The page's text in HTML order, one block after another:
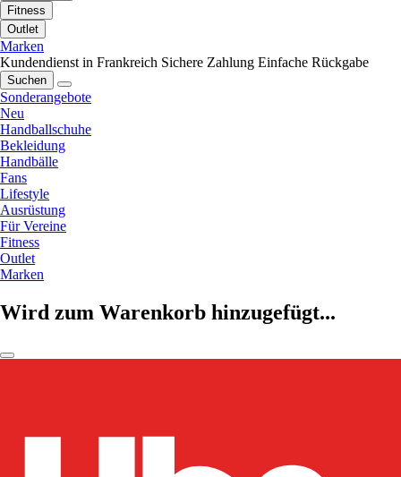
Fitness
Outlet
Marken
Kundendienst in Frankreich Sichere Zahlung Einfache Rückgabe
Suchen
Sonderangebote
Neu
Handballschuhe
Bekleidung
Handbälle
Fans
Lifestyle
Ausrüstung
Für Vereine
Fitness
Outlet
Marken
Wird zum Warenkorb hinzugefügt...